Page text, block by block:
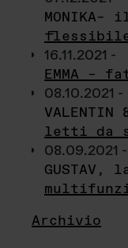
16.11.2021 -
EMMA –
08.10.2021 -
VALENTIN
letti da
08.09.2021 -
GUSTAV,
Archivio